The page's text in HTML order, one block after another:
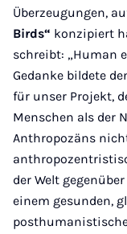
Überzeugungen,
Birds“ konzipiert
schreibt: „Human
Gedanke bildete
für unser Projekt,
Menschen als der
Anthropozäns
der Welt
einem gesunden,